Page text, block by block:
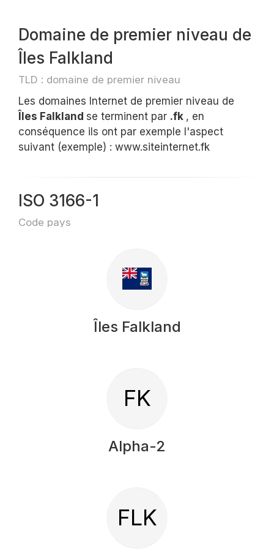
Domaine de premier niveau de
Îles Falkland
TLD : domaine de premier niveau
Les domaines Internet de premier niveau de
Îles Falkland se terminent par .fk , en
conséquence ils ont par exemple l'aspect
suivant (exemple) : www.siteinternet.fk
ISO 3166-1
Code pays
Îles Falkland
FK
Alpha-2
FLK